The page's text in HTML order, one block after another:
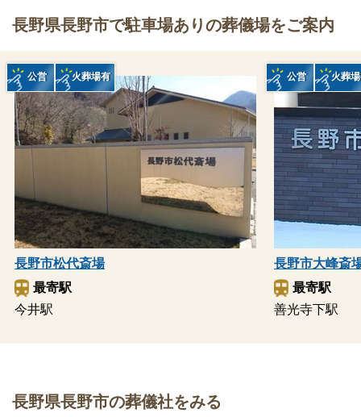
長野県長野市で駐車場ありの葬儀場をご案内
長野市松代斎場
最寄駅
今井駅
公営 火葬場有
長野市大峰斎
最寄駅
善光寺下駅
公営 火葬
長野県長野市の葬儀社をみる